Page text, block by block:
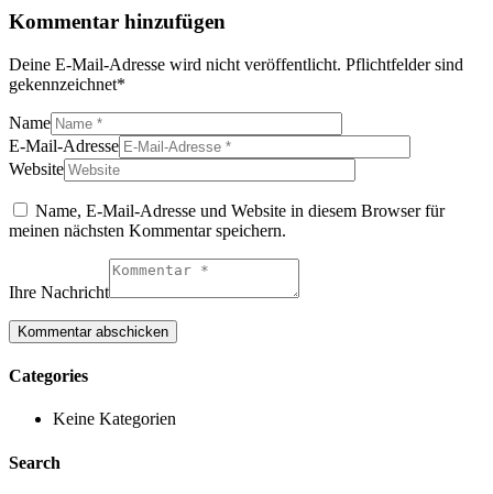
Kommentar hinzufügen
Deine E-Mail-Adresse wird nicht veröffentlicht. Pflichtfelder sind
gekennzeichnet*
Name
E-Mail-Adresse
Website
Name, E-Mail-Adresse und Website in diesem Browser für
meinen nächsten Kommentar speichern.
Ihre Nachricht
Categories
Keine Kategorien
Search